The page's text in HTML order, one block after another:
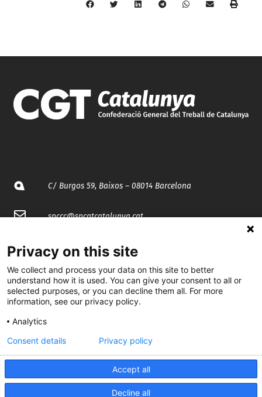
C/ Burgos 59, Baixos – 08014 Barcelona
spccc@spcgtcatalunya.cat
@CGTCatalunya
cgtcatalunya
CGTCatalunya
cgtcatalunya
Privacy on this site
We collect and process your data on this site to better
understand how it is used. You can give your consent to all or
selected purposes, or you can decline them all. For more
information, see our privacy policy.
Analytics
Accept all
Decline all
Consent details Privacy policy